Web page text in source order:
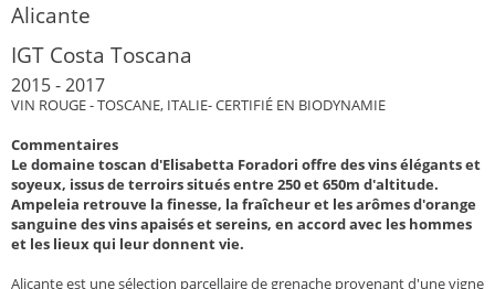
Alicante
IGT Costa Toscana
2015 - 2017
VIN ROUGE - TOSCANE, ITALIE- CERTIFIÉ EN BIODYNAMIE
Commentaires
Le domaine toscan d'Elisabetta Foradori offre des vins élégants et
soyeux, issus de terroirs situés entre 250 et 650m d'altitude.
Ampeleia retrouve la finesse, la fraîcheur et les arômes d'orange
sanguine des vins apaisés et sereins, en accord avec les hommes
et les lieux qui leur donnent vie.
Alicante est une sélection parcellaire de grenache provenant d'une vigne